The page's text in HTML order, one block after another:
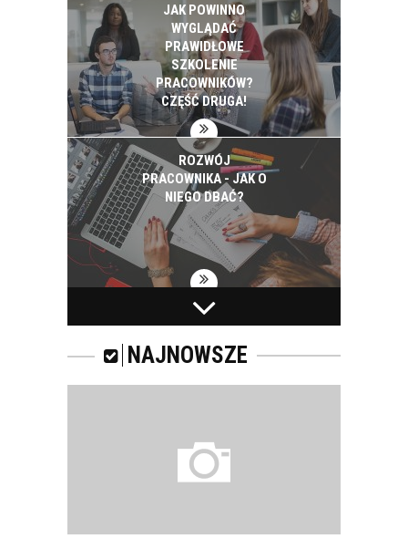
JAK POWINNO
WYGLĄDAĆ
PRAWIDŁOWE
SZKOLENIE
PRACOWNIKÓW?
CZĘŚĆ DRUGA!
ROZWÓJ
PRACOWNIKA - JAK O
NIEGO DBAĆ?
PRACOWNICY -
CZEMU WARTO ICH
SZKOLIĆ?
JAKIE SĄ RODZAJE
SZKOLEŃ DLA
NAJNOWSZE